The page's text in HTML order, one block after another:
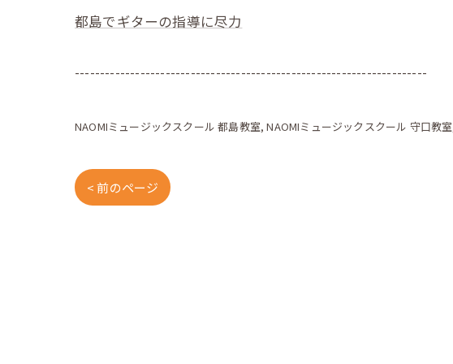
都島でギターの指導に尽力
----------------------------------------------------------------------
NAOMIミュージックスクール 都島教室 NAOMIミュージックスクール 守口教室
< 前のページ